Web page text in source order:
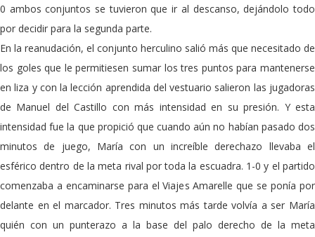
0 ambos conjuntos se tuvieron que ir al descanso, dejándolo todo
por decidir para la segunda parte.
En la reanudación, el conjunto herculino salió más que necesitado de
los goles que le permitiesen sumar los tres puntos para mantenerse
en liza y con la lección aprendida del vestuario salieron las jugadoras
de Manuel del Castillo con más intensidad en su presión. Y esta
intensidad fue la que propició que cuando aún no habían pasado dos
minutos de juego, María con un increíble derechazo llevaba el
esférico dentro de la meta rival por toda la escuadra. 1-0 y el partido
comenzaba a encaminarse para el Viajes Amarelle que se ponía por
delante en el marcador. Tres minutos más tarde volvía a ser María
quién con un punterazo a la base del palo derecho de la meta